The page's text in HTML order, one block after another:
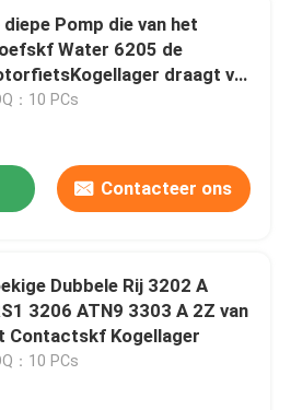
diepe Pomp die van het
Water 6205 de
draagt van
6208 2RSC3
：10 PCs
Contacteer ons
Dubbele Rij 3202 A
3206 ATN9 3303 A 2Z van
Contactskf Kogellager
：10 PCs